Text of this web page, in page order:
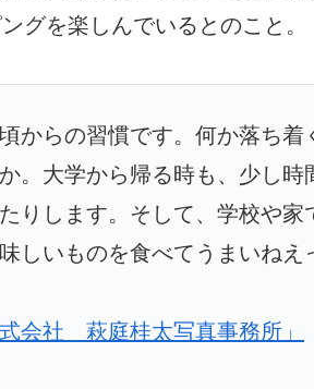
グを楽しんでいるとのこと。
からの習慣です。何か落ち
。大学から帰る時も、少し時
りします。そして、学校や家
しいものを食べてうまいねえ
会社 萩庭桂太写真事務所」